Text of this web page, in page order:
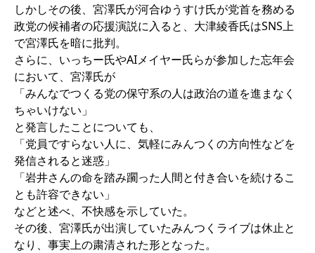
しかしその後、宮澤氏が河合ゆうすけ氏が党首を務める
政党の候補者の応援演説に入ると、大津綾香氏はSNS上
で宮澤氏を暗に批判。
さらに、いっちー氏やAIメイヤー氏らが参加した忘年会
において、宮澤氏が
「みんなでつくる党の保守系の人は政治の道を進まなく
ちゃいけない」
と発言したことについても、
「党員ですらない人に、気軽にみんつくの方向性などを
発信されると迷惑」
「岩井さんの命を踏み躙った人間と付き合いを続けるこ
とも許容できない」
などと述べ、不快感を示していた。
その後、宮澤氏が出演していたみんつくライブは休止と
なり、事実上の粛清された形となった。